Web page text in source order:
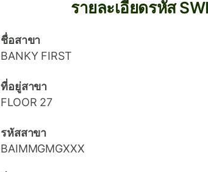
รายละเอียดรหัส
ชื่อสาขา
BANKY FIRST
ที่อยู่สาขา
FLOOR 27
รหัสสาขา
BAIMMGMGXXX